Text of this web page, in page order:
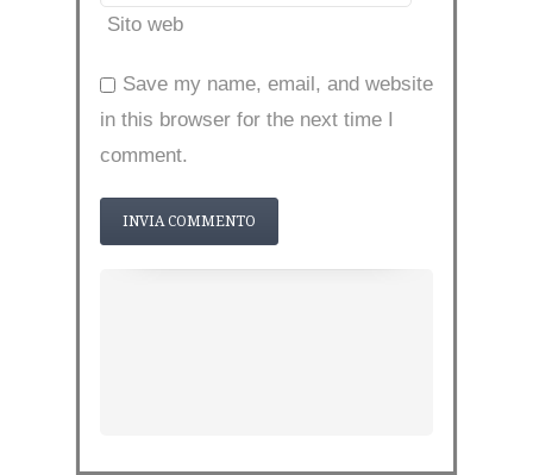
Sito web
Save my name, email, and website
in this browser for the next time I
comment.